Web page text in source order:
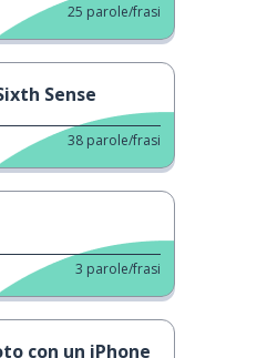
25 parole/frasi
Sense
38 parole/frasi
3 parole/frasi
con un iPhone